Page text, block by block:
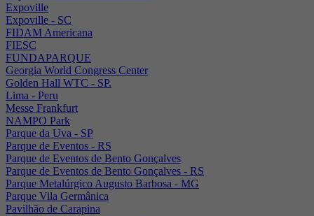
Expoville
Expoville - SC
FIDAM Americana
FIESC
FUNDAPARQUE
Georgia World Congress Center
Golden Hall WTC - SP.
Lima - Peru
Messe Frankfurt
NAMPO Park
Parque da Uva - SP
Parque de Eventos - RS
Parque de Eventos de Bento Gonçalves
Parque de Eventos de Bento Gonçalves - RS
Parque Metalúrgico Augusto Barbosa - MG
Parque Vila Germânica
Pavilhão de Carapina